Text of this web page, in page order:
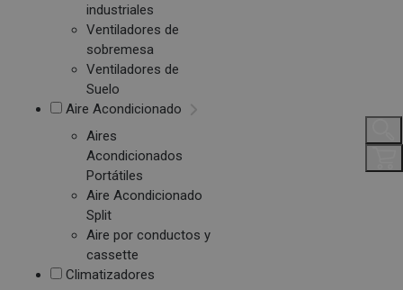
industriales
Ventiladores de
sobremesa
Ventiladores de
Suelo
Aire Acondicionado
Aires
Acondicionados
Portátiles
Aire Acondicionado
Split
Aire por conductos y
cassette
Climatizadores